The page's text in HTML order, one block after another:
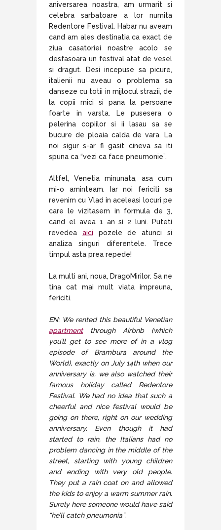
aniversarea noastra, am urmarit si
celebra sarbatoare a lor numita
Redentore Festival. Habar nu aveam
cand am ales destinatia ca exact de
ziua casatoriei noastre acolo se
desfasoara un festival atat de vesel
si dragut. Desi incepuse sa picure,
italienii nu aveau o problema sa
danseze cu totii in mijlocul strazii, de
la copii mici si pana la persoane
foarte in varsta. Le pusesera o
pelerina copiilor si ii lasau sa se
bucure de ploaia calda de vara. La
noi sigur s-ar fi gasit cineva sa iti
spuna ca “vezi ca face pneumonie”.
Altfel, Venetia minunata, asa cum
mi-o aminteam. Iar noi fericiti sa
revenim cu Vlad in aceleasi locuri pe
care le vizitasem in formula de 3,
cand el avea 1 an si 2 luni. Puteti
revedea aici pozele de atunci si
analiza singuri diferentele. Trece
timpul asta prea repede!
La multi ani, noua, DragoMirilor. Sa ne
tina cat mai mult viata impreuna,
fericiti.
EN: We rented this beautiful Venetian
apartmentthrough Airbnb (which
you’ll get to see more of in a vlog
episode of Brambura around the
World), exactly on July 14th when our
anniversary is, we also watched their
famous holiday called Redentore
Festival. We had no idea that such a
cheerful and nice festival would be
going on there, right on our wedding
anniversary. Even though it had
started to rain, the Italians had no
problem dancing in the middle of the
street, starting with young children
and ending with very old people.
They put a rain coat on and allowed
the kids to enjoy a warm summer rain.
Surely here someone would have said
“he’ll catch pneumonia”.